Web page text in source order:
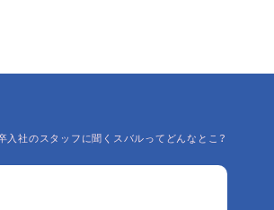
入社のスタッフに聞くスバルってどんなとこ？